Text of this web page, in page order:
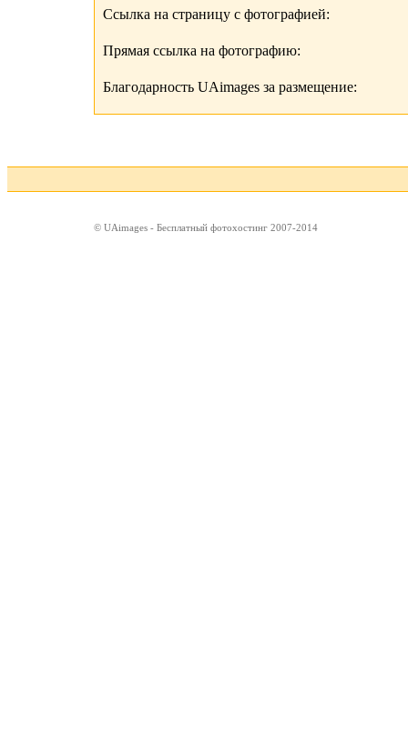
Ссылка на страницу с фотографией:
Прямая ссылка на фотографию:
Благодарность UAimages за размещение:
© UAimages - Бесплатный фотохостинг 2007-2014